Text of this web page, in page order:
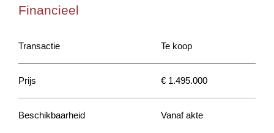
Financieel
Transactie Te koop
Prijs € 1.495.000
Beschikbaarheid Vanaf akte